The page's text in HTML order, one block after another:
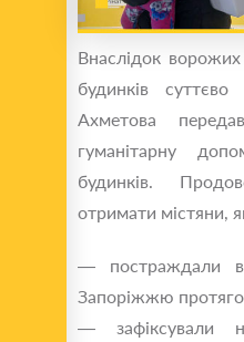
Внаслідок
будинків
Ахметова
гуманітарну
будинків.
отримати містяни,
— постраждали
Запоріжжю
— зафіксували